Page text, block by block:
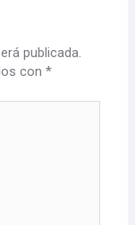
publicada.
con*